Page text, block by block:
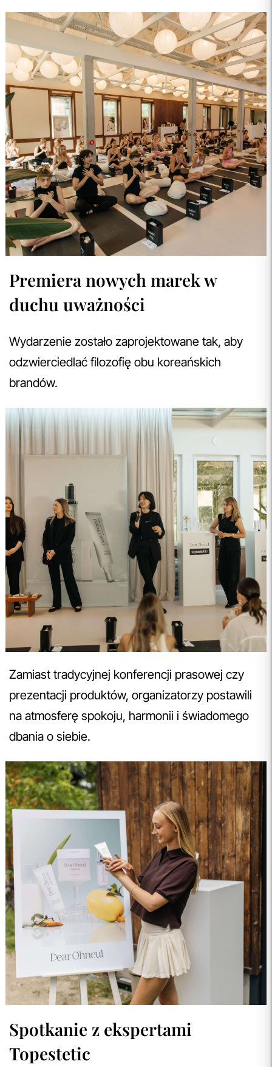
Premiera nowych marek w
duchu uważności
Wydarzenie zostało zaprojektowane tak, aby
odzwierciedlać filozofię obu koreańskich
brandów.
Zamiast tradycyjnej konferencji prasowej czy
prezentacji produktów, organizatorzy postawili
na atmosferę spokoju, harmonii i świadomego
dbania o siebie.
Spotkanie z ekspertami
Topestetic